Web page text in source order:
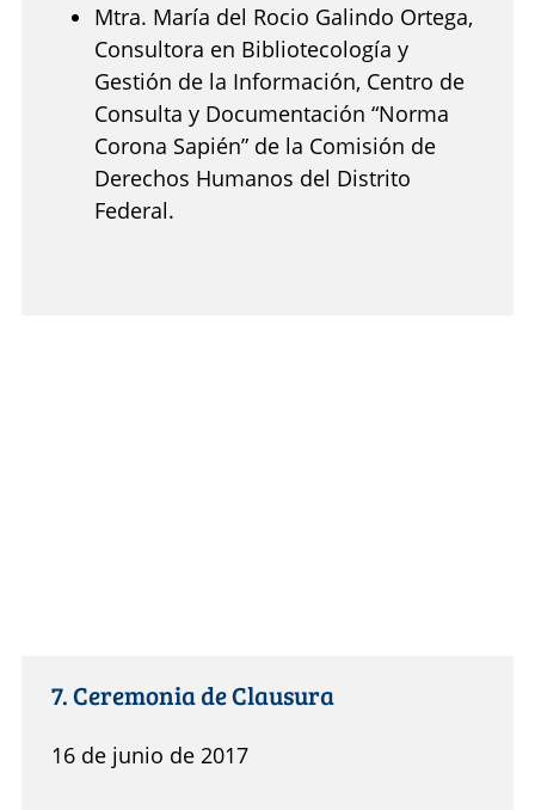
Mtra. María del Rocio Galindo Ortega,
Consultora en Bibliotecología y
Gestión de la Información, Centro de
Consulta y Documentación “Norma
Corona Sapién” de la Comisión de
Derechos Humanos del Distrito
Federal.
7. Ceremonia de Clausura
16 de junio de 2017